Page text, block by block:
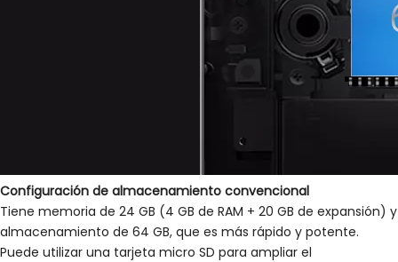
Configuración de almacenamiento convencional
Tiene memoria de 24 GB (4 GB de RAM + 20 GB de expansión) y
almacenamiento de 64 GB, que es más rápido y potente.
Puede utilizar una tarjeta micro SD para ampliar el